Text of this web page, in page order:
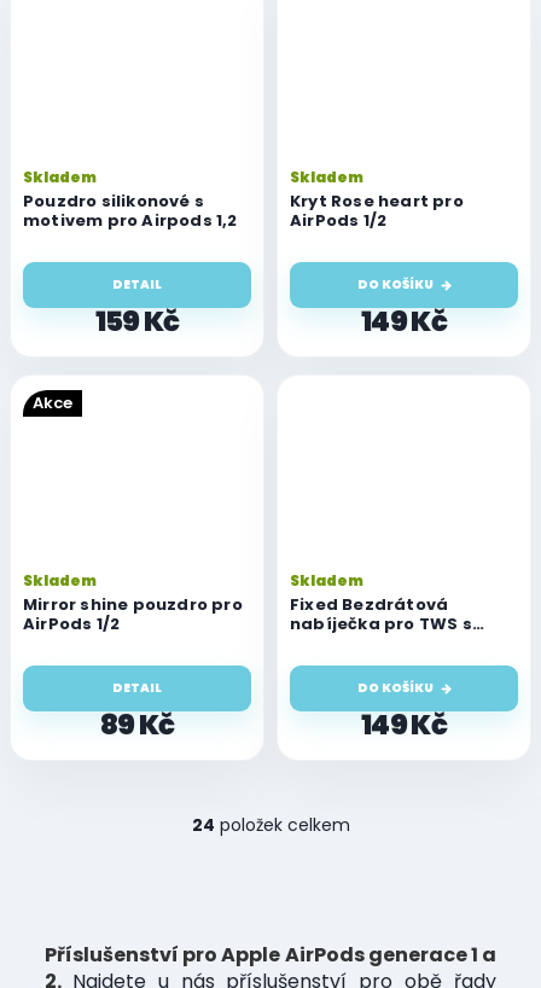
Pouzdro silikonové s
motivem pro Airpods 1,2
Skladem
159 Kč
DETAIL
Kryt Rose heart pro
AirPods 1/2
Skladem
149 Kč
DO KOŠÍKU
Akce
Mirror shine pouzdro pro
AirPods 1/2
Skladem
89 Kč
DETAIL
Fixed Bezdrátová
nabíječka pro TWS s
nabíjení PodsPad, 5W,
bílá
Skladem
149 Kč
DO KOŠÍKU
c
24 položek celkem
Příslušenství pro Apple AirPods generace 1 a
2. Najdete u nás příslušenství pro obě řady